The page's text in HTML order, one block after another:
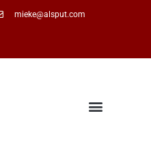
mieke@alsput.com